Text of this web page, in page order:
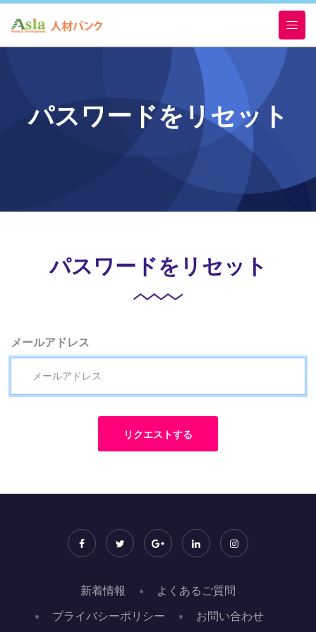
パスワードをリセット
パスワードをリセット
メールアドレス
リクエストする
新着情報
よくあるご質問
プライバシーポリシー
お問い合わせ